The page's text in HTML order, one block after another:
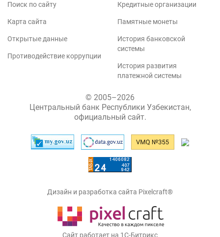
Поиск по сайту
Карта сайта
Открытые данные
Противодействие коррупции
Кредитные организации
Памятные монеты
История банковской
системы
История развития
платежной системы
© 2005–2026
Центральный банк Республики Узбекистан,
официальный сайт.
Дизайн и разработка сайта Pixelcraft®
Сайт работает на 1C-Битрикс